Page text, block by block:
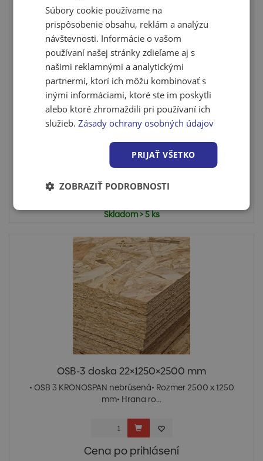
OSB-3 doska 18×1250×2500 mm
mm• Hrana ro...
Skladom > 5 ks
OSB-3 doska 22×1250×2500 mm
• OSB 3 KRONOSPAN nebrúsená• Rozmer 2500 x 1250
mm• Hrana ro...
Cena po prihlásení
Súbory cookie používame na
prispôsobenie obsahu, reklám a analýzu
návštevnosti. Informácie o vašom
používaní našej stránky zdieľame aj s
našimi reklamnými a analytickými
partnermi, ktorí ich môžu kombinovať s
inými informáciami, ktoré ste im poskytli
alebo ktoré zhromaždili pri používaní ich
služieb.Zásady ochrany osobných údajov
PRIJAŤ VŠETKO
ZOBRAZIŤ PODROBNOSTI